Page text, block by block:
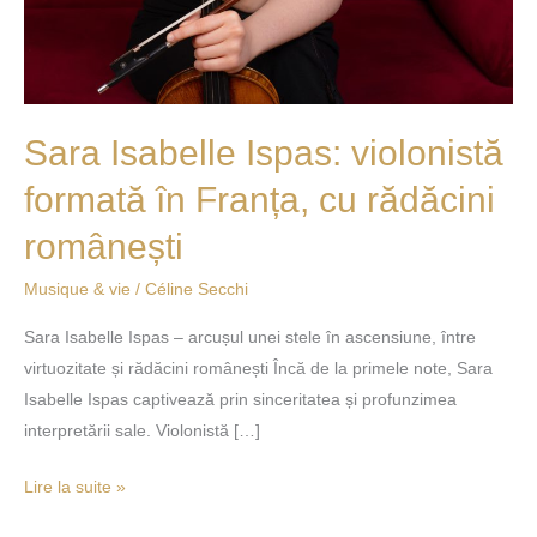
Sara Isabelle Ispas: violonistă
formată în Franța, cu rădăcini
românești
Musique & vie / Céline Secchi
Sara Isabelle Ispas – arcușul unei stele în ascensiune, între
virtuozitate și rădăcini românești Încă de la primele note, Sara
Isabelle Ispas captivează prin sinceritatea și profunzimea
interpretării sale. Violonistă […]
Lire la suite »